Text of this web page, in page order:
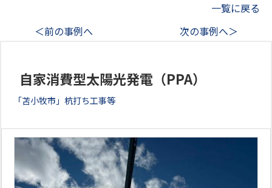
一覧に戻る
＜前の事例へ
次の事例へ＞
自家消費型太陽光発電（PPA）
「苫小牧市」杭打ち工事等